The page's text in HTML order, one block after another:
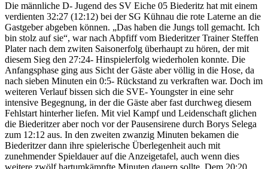
Die männliche D- Jugend des SV Eiche 05 Biederitz hat mit einem
verdienten 32:27 (12:12) bei der SG Kühnau die rote Laterne an die
Gastgeber abgeben können. „Das haben die Jungs toll gemacht. Ich
bin stolz auf sie“, war nach Abpfiff vom Biederitzer Trainer Steffen
Plater nach dem zwiten Saisonerfolg überhaupt zu hören, der mit
diesem Sieg den 27:24- Hinspielerfolg wiederholen konnte. Die
Anfangsphase ging aus Sicht der Gäste aber völlig in die Hose, da
nach sieben Minuten ein 0:5- Rückstand zu verkraften war. Doch im
weiteren Verlauf bissen sich die SVE- Youngster in eine sehr
intensive Begegnung, in der die Gäste aber fast durchweg diesem
Fehlstart hinterher liefen. Mit viel Kampf und Leidenschaft glichen
die Biederitzer aber noch vor der Pausensirene durch Borys Selega
zum 12:12 aus. In den zweiten zwanzig Minuten bekamen die
Biederitzer dann ihre spielerische Überlegenheit auch mit
zunehmender Spieldauer auf die Anzeigetafel, auch wenn dies